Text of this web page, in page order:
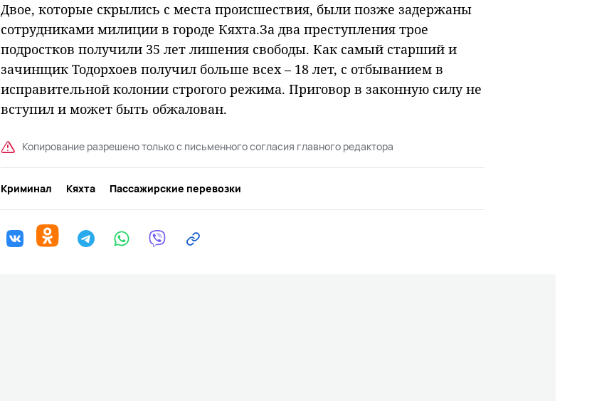
Двое, которые скрылись с места происшествия, были позже задержаны
сотрудниками милиции в городе Кяхта.За два преступления трое
подростков получили 35 лет лишения свободы. Как самый старший и
зачинщик Тодорхоев получил больше всех – 18 лет, с отбыванием в
исправительной колонии строгого режима. Приговор в законную силу не
вступил и может быть обжалован.
Копирование разрешено только с письменного согласия главного редактора
Криминал Кяхта Пассажирские перевозки